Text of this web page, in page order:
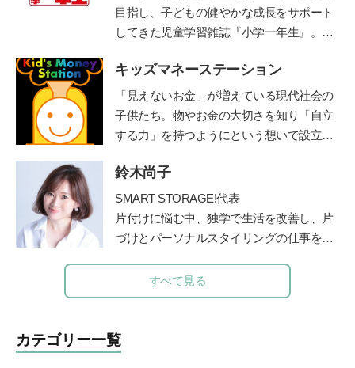
目指し、子どもの健やかな成長をサポート
してきた児童学習雑誌『小学一年生』。コ
む」。毎号、各界の第一線で活躍する有識
者・クリエイターに関わっていただき、子
ども達各々が自身の無限の可能性に気づ
き、各々の才能を伸ばすきっかけとなる誌
質な知育学習記事・付録を掲載していま
キッズマネーステーション
「見えないお金」が増えている現代社会の
子供たち。物やお金の大切さを知り「自立
する力」を持つようにという想いで設立。
や学校などを中心に、お金教育・キャリア
教育の授業や講演を行う。2018年までに11
00件以上の講座実績を持つ。http://www.1ki
nsenkyouiku.com/
鈴木尚子
SMART STORAGE!代表
片付けに悩む中、独学で生活を改善し、片
づけとパーソナルスタイリングの仕事を開
メソッドを公開したブログが人気を呼びパ
ワーブロガーに。
現在は株式会社となる。日本初のクローゼ
ットオーガナイザー認定講師として人材育
すべて見る
カテゴリー一覧